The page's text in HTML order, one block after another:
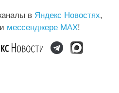
в Яндекс Новостях,
и мессенджере MAX!